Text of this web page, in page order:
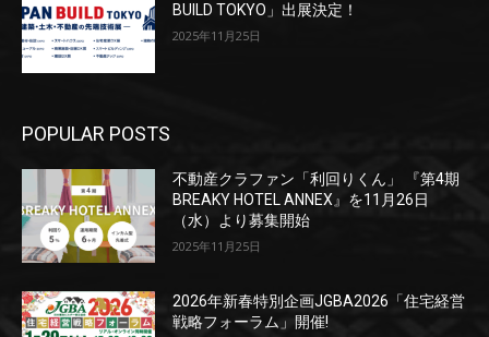
BUILD TOKYO」出展決定！
2025年11月25日
POPULAR POSTS
不動産クラファン「利回りくん」 『第4期
BREAKY HOTEL ANNEX』を11月26日
（水）より募集開始
2025年11月25日
2026年新春特別企画JGBA2026「住宅経営
戦略フォーラム」開催!